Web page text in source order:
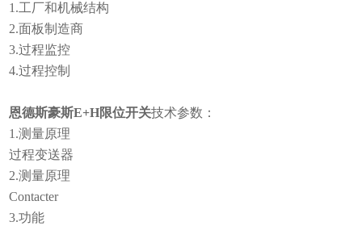
1.工厂和机械结构
2.面板制造商
3.过程监控
4.过程控制
恩德斯豪斯E+H限位开关技术参数：
1.测量原理
过程变送器
2.测量原理
Contacter
3.功能